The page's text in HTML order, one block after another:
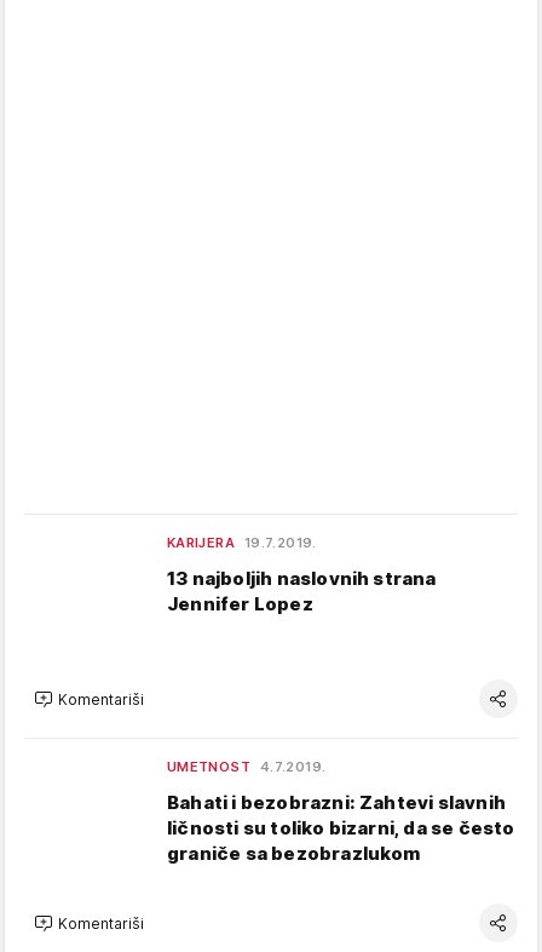
KARIJERA 19.7.2019.
13 najboljih naslovnih strana
Jennifer Lopez
Komentariši
UMETNOST 4.7.2019.
Bahati i bezobrazni: Zahtevi slavnih
ličnosti su toliko bizarni, da se često
graniče sa bezobrazlukom
Komentariši